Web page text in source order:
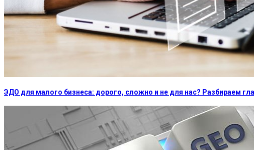
ЭДО для малого бизнеса: дорого, сложно и не для нас? Разбираем